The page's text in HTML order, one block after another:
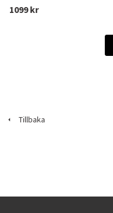
1099 kr
Tillbaka